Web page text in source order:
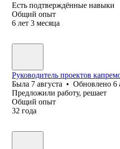
Есть подтверждённые навыки
Общий опыт
6 лет 3 месяца
Руководитель проектов
Была 7 августа • Обновлено 6
Предложили работу, решает
Общий опыт
32 года